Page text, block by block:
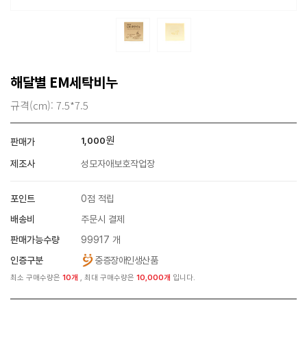
해달별 EM세탁비누
규격(cm): 7.5*7.5
판매가 1,000원
제조사 성모자애보호작업장
포인트
0점 적립
배송비
주문시 결제
판매가능수량
99917 개
인증구분
중증장애인생산품
최소 구매수량은 10개 , 최대 구매수량은 10,000개 입니다.